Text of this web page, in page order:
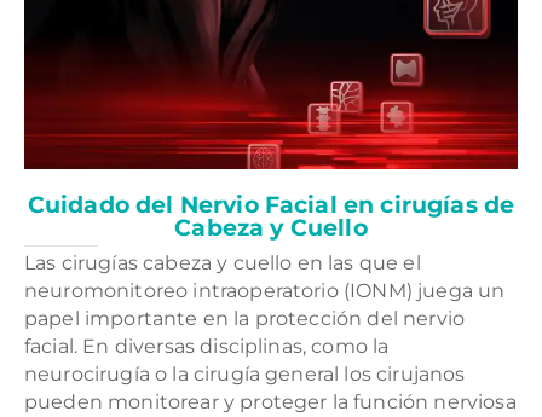
Cuidado del Nervio Facial en cirugías de
Cabeza y Cuello
Las cirugías cabeza y cuello en las que el
neuromonitoreo intraoperatorio (IONM) juega un
papel importante en la protección del nervio
facial. En diversas disciplinas, como la
neurocirugía o la cirugía general los cirujanos
pueden monitorear y proteger la función nerviosa